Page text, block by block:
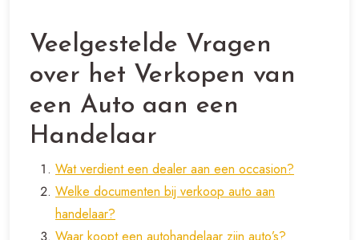
Veelgestelde Vragen
over het Verkopen van
een Auto aan een
Handelaar
Wat verdient een dealer aan een occasion?
Welke documenten bij verkoop auto aan
handelaar?
Waar koopt een autohandelaar zijn auto’s?